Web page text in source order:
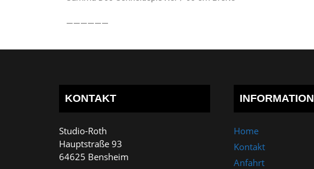
——————
KONTAKT
Studio-Roth
Hauptstraße 93
64625 Bensheim
INFORMATION
Home
Kontakt
Anfahrt